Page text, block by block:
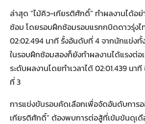
ล่าสุด “ไม้คิว-เกียรติศักดิ์” ทำผลงานได้อ
ซ้อม โดยรอบฝึกซ้อมรอบแรกกบิดดาวรุ่งไ
02:02.494 นาที รั้งอันดับที่ 4 จากนักแข่ง
ในรอบฝึกซ้อมสองก็ยังทำผลงานได้แรงต่อ
ระดับผลงานโดยทำเวลาได้ 02:01.439 น
ที่ 3
การแข่งขันรอบคัดเลือกเพื่อจัดอันดับการ
เกียรติศักดิ์” ต้องพบการต่อสู้ที่เข้มข้นดุเดื